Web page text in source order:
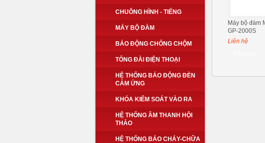
CHUÔNG HÌNH - TIẾNG
MÁY BỘ ĐÀM
BÁO ĐỘNG CHỐNG CHỘM
TỔNG ĐÀI ĐIỆN THOẠI
HỆ THỐNG BÁO ĐỘNG ĐÈN
CẢM ỨNG
KHÓA KIỂM SOÁT VÀO RA
HỆ THỐNG ÂM THANH HỘI
THẢO
HỆ THỐNG BÁO CHÁY-CHỮA
Máy bộ đàm
GP-2000S
Liên hệ